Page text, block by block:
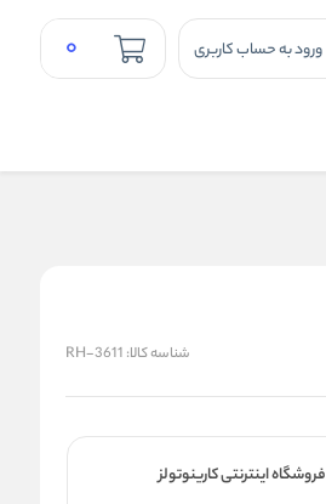
ورود به حساب کاربری 0
شناسه کالا: RH-3611
فروشگاه اینترنتی کارینوتولز